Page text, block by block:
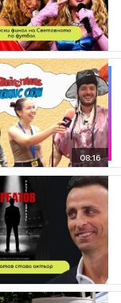
08:16